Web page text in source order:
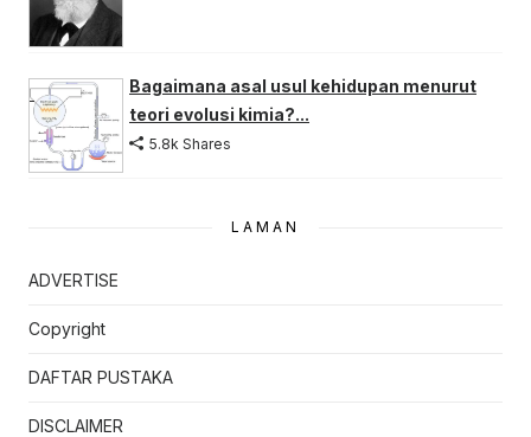
Bagaimana asal usul kehidupan menurut
teori evolusi kimia?...
5.8k Shares
LAMAN
ADVERTISE
Copyright
DAFTAR PUSTAKA
DISCLAIMER